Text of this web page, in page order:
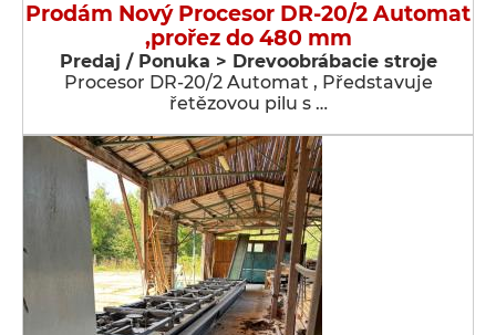
Prodám Nový Procesor DR-20/2 Automat
,prořez do 480 mm
Predaj / Ponuka > Drevoobrábacie stroje
Procesor DR-20/2 Automat , Představuje
řetězovou pilu s …